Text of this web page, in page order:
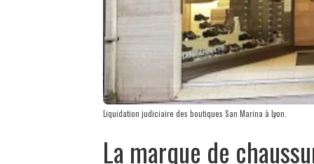
Liquidation judiciaire des boutiques San Marina à Lyon.
La marque de